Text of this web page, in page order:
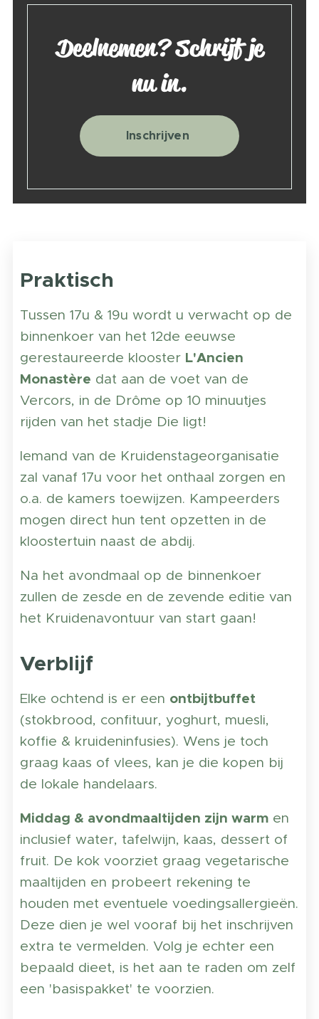
Deelnemen? Schrijf je
nu in.
Inschrijven
Praktisch
Tussen 17u & 19u wordt u verwacht op de
binnenkoer van het 12de eeuwse
gerestaureerde klooster L'Ancien
Monastère dat aan de voet van de
Vercors, in de Drôme op 10 minuutjes
rijden van het stadje Die ligt!
Iemand van de Kruidenstageorganisatie
zal vanaf 17u voor het onthaal zorgen en
o.a. de kamers toewijzen. Kampeerders
mogen direct hun tent opzetten in de
kloostertuin naast de abdij.
Na het avondmaal op de binnenkoer
zullen de zesde en de zevende editie van
het Kruidenavontuur van start gaan!
Verblijf
Elke ochtend is er een ontbijtbuffet
(stokbrood, confituur, yoghurt, muesli,
koffie & kruideninfusies). Wens je toch
graag kaas of vlees, kan je die kopen bij
de lokale handelaars.
Middag & avondmaaltijden zijn warm en
inclusief water, tafelwijn, kaas, dessert of
fruit. De kok voorziet graag vegetarische
maaltijden en probeert rekening te
houden met eventuele voedingsallergieën.
Deze dien je wel vooraf bij het inschrijven
extra te vermelden. Volg je echter een
bepaald dieet, is het aan te raden om zelf
een 'basispakket' te voorzien.